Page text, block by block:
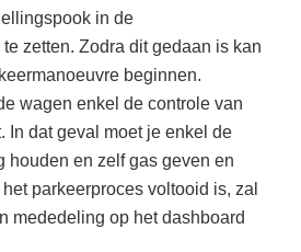
in de
zetten. Zodra dit gedaan is kan
beginnen.
wagen enkel de controle van
In dat geval moet je enkel de
houden en zelf gas geven en
parkeerproces voltooid is, zal
mededeling op het dashboard